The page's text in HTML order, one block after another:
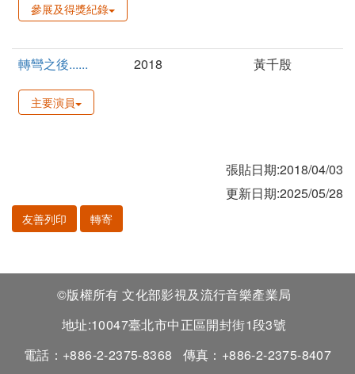
參展及得獎紀錄
轉彎之後...... 2018 黃千殷
主要演員
張貼日期:2018/04/03
更新日期:2025/05/28
友善列印 轉寄
©版權所有 文化部影視及流行音樂產業局
地址:10047臺北市中正區開封街1段3號
電話：+886-2-2375-8368
傳真：+886-2-2375-8407